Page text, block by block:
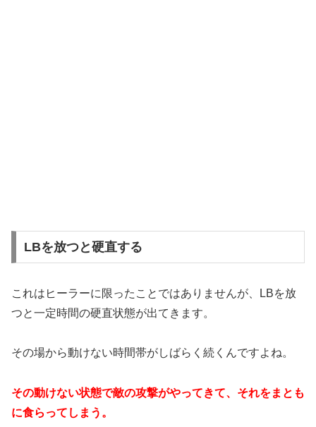
LBを放つと硬直する
これはヒーラーに限ったことではありませんが、LBを放
つと一定時間の硬直状態が出てきます。
その場から動けない時間帯がしばらく続くんですよね。
その動けない状態で敵の攻撃がやってきて、それをまとも
に食らってしまう。